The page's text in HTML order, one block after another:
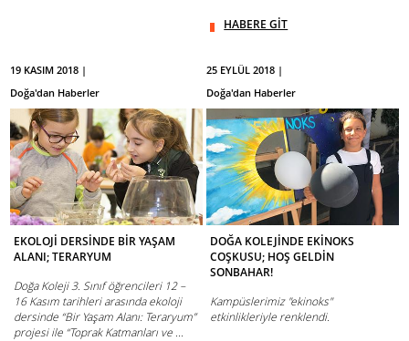
HABERE GİT
19 KASIM 2018 |
Doğa'dan Haberler
EKOLOJİ DERSİNDE BİR YAŞAM
ALANI; TERARYUM
Doğa Koleji 3. Sınıf öğrencileri 12 –
16 Kasım tarihleri arasında ekoloji
dersinde “Bir Yaşam Alanı: Teraryum”
projesi ile “Toprak Katmanları ve ...
25 EYLÜL 2018 |
Doğa'dan Haberler
DOĞA KOLEJİNDE EKİNOKS
COŞKUSU; HOŞ GELDİN
SONBAHAR!
Kampüslerimiz "ekinoks"
etkinlikleriyle renklendi.